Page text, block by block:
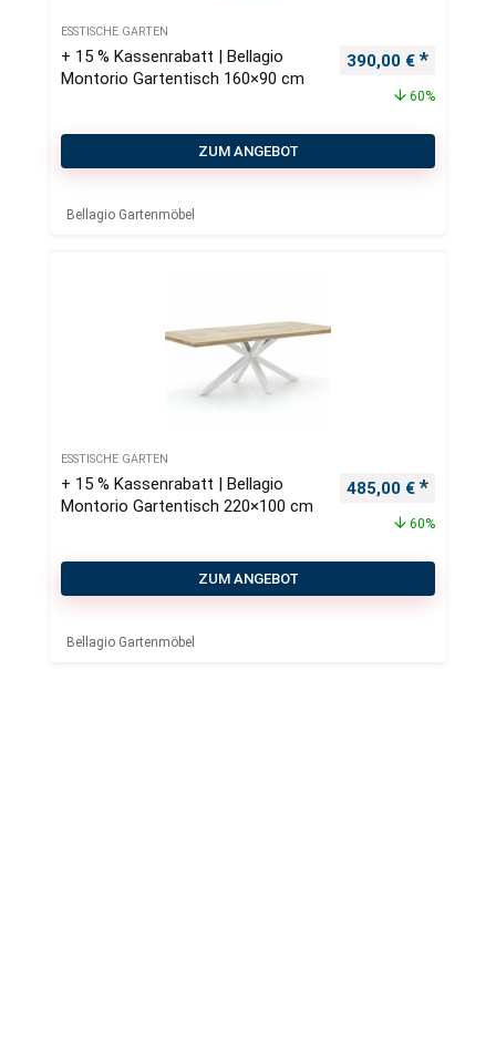
ESSTISCHE GARTEN
+ 15 % Kassenrabatt | Bellagio
Montorio Gartentisch 160×90 cm
Ursprünglicher
390,00 €
60%
ZUM ANGEBOT
Bellagio Gartenmöbel
ESSTISCHE GARTEN
+ 15 % Kassenrabatt | Bellagio
Montorio Gartentisch 220×100 cm
Ursprünglicher
485,00 €
60%
ZUM ANGEBOT
Bellagio Gartenmöbel